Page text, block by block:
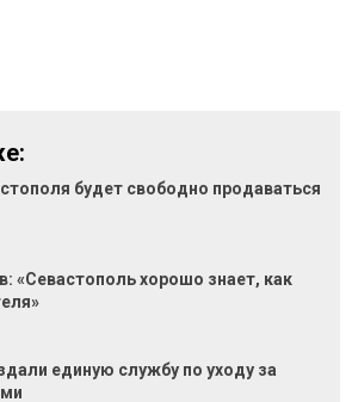
будет свободно продаваться
«Севастополь хорошо знает, как
единую службу по уходу за